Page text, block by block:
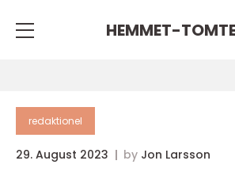
HEMMET-
redaktionel
29. August 2023 by Jon Larsson